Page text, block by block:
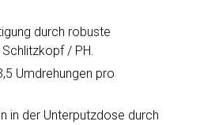
durch robuste
/ PH.
Umdrehungen pro
in der Unterputzdose durch